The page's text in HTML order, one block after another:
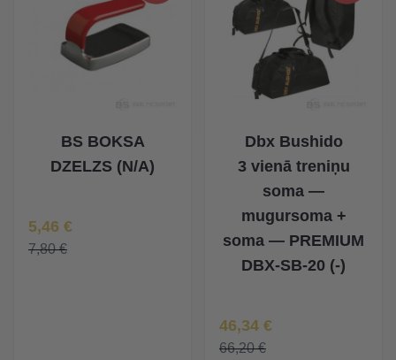
BS BOKSA
DZELZS (N/A)
Īpaša Cena
5,46 €
7,80 €
Dbx Bushido
3 vienā treniņu
soma —
mugursoma +
soma — PREMIUM
DBX-SB-20 (-)
Īpaša Cena
46,34 €
66,20 €